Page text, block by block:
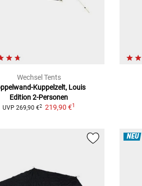
Wechsel Tents
Kuppelzelt, Louis
Edition 2-Personen
UVP 269,90 €2 219,90 €1
NEU